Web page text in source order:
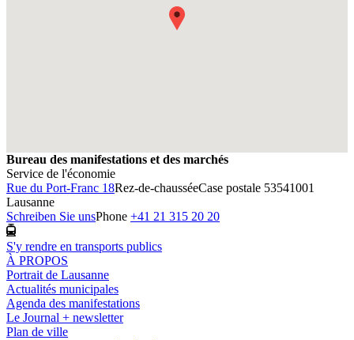
Bureau des manifestations et des marchés
Service de l'économie
Rue du Port-Franc 18Rez-de-chausséeCase postale 53541001
Lausanne
Schreiben Sie unsPhone +41 21 315 20 20
S'y rendre en transports publics
À PROPOS
Portrait de Lausanne
Actualités municipales
Agenda des manifestations
Le Journal + newsletter
Plan de ville